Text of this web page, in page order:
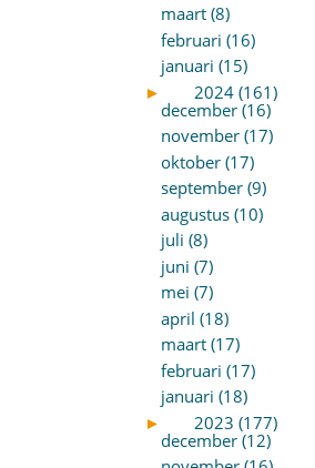
maart (8)
februari (16)
januari (15)
►
2024 (161)
december (16)
november (17)
oktober (17)
september (9)
augustus (10)
juli (8)
juni (7)
mei (7)
april (18)
maart (17)
februari (17)
januari (18)
►
2023 (177)
december (12)